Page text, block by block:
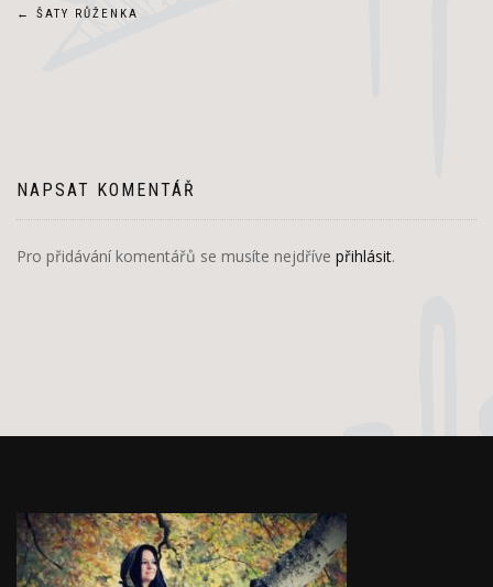
Navigace
← ŠATY RŮŽENKA
NAPSAT KOMENTÁŘ
Pro přidávání komentářů se musíte nejdříve přihlásit.